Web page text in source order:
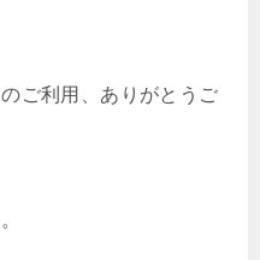
ご利用、ありがとうご